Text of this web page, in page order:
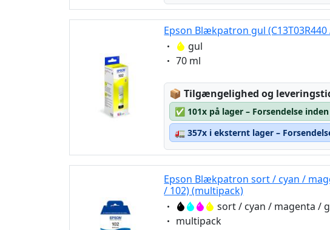
Epson Blækpatron gul (C13T03R440
Eigenschaft:
gul
Eigenschaft:
70 ml
📦Lagerstatus:
Tilgængelighed og
✅ 101x på lager – Forsendelse
🚛 357x i eksternt lager –
Epson Blækpatron sort / cyan /
/ 102) (multipack)
Eigenschaft:sort / cyan / magenta /
Eigenschaft:
multipack